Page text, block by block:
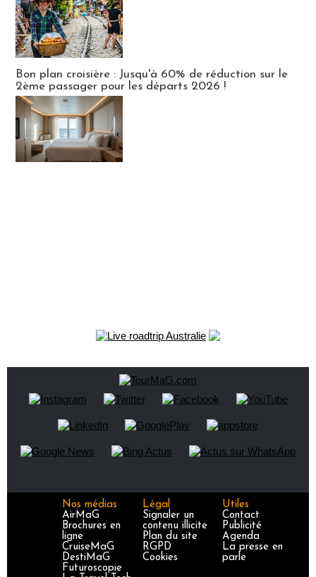
Bon plan croisière : Jusqu'à 60% de réduction sur le
2ème passager pour les départs 2026 !
Nos médias
AirMaG
Brochures en
ligne
CruiseMaG
DestiMaG
Futuroscopie
Légal
Signaler un
contenu illicite
Plan du site
RGPD
Cookies
Utiles
Contact
Publicité
Agenda
La presse en
parle